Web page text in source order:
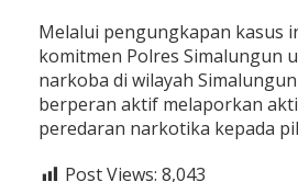
Melalui pengungkapan kasus
komitmen Polres Simalungun
narkoba di wilayah
berperan aktif melaporkan
peredaran narkotika kepada
Post Views: 8,043